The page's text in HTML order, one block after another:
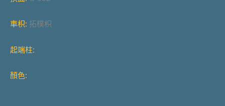
車枳: 拓樸枳
起端柱:
顏色: